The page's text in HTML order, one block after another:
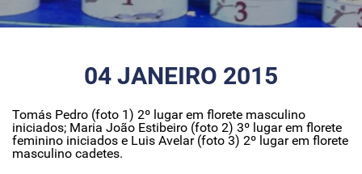
04 JANEIRO 2015
Tomás Pedro (foto 1) 2º lugar em florete masculino
iniciados; Maria João Estibeiro (foto 2) 3º lugar em florete
feminino iniciados e Luis Avelar (foto 3) 2º lugar em florete
masculino cadetes.